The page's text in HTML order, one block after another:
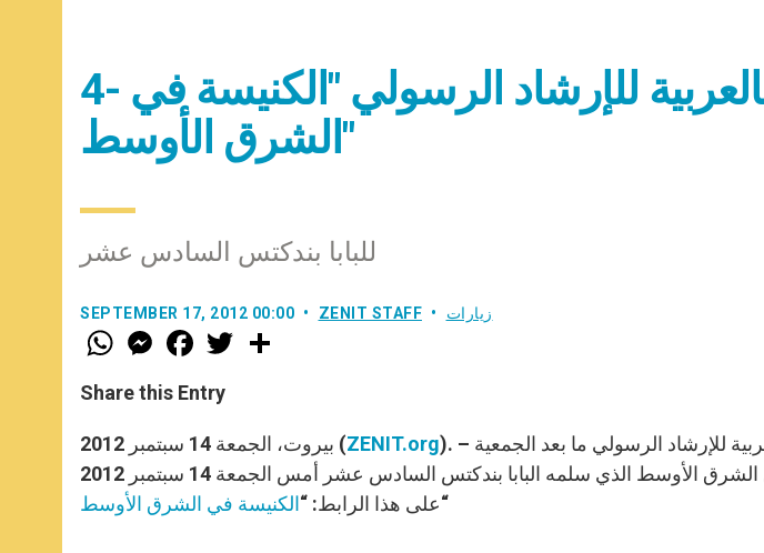
4- النص الكامل بالعربية للإرشاد الرسولي "الكنيسة في
الشرق الأوسط"
للبابا بندكتس السادس عشر
SEPTEMBER 17, 2012 00:00 ZENIT STAFF زيارات
W
h
t
s
p
p
M
e
s
e
g
e
r
F
a
e
b
o
k
w
r
Share this Entry
بيروت، الجمعة 14 سبتمبر 2012 (ZENIT.org). – من الممكن تحميل النص الكامل بالعربية للإرشاد الرسولي ما بعد الجمعية
الخاصة لسينودس الأساقفة من أجل الشرق الأوسط الذي سلمه البابا بندكتس السادس عشر أمس الجمعة 14 سبتمبر 2012
على هذا الرابط: “الكنيسة في الشرق الأوسط “